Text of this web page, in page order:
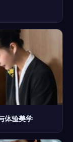
体验美学